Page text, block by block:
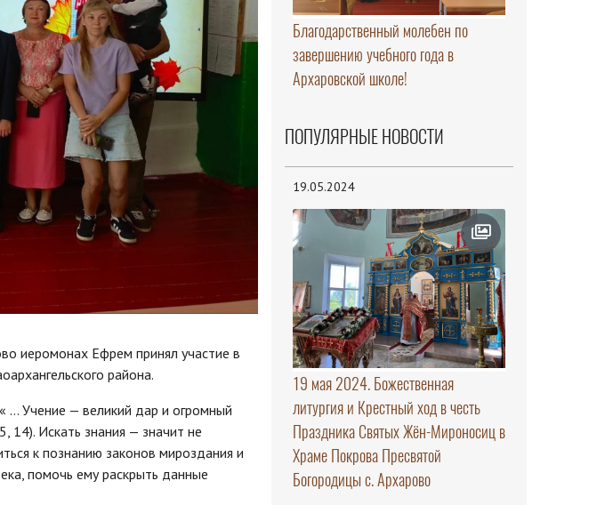
иеромонах Ефрем принял участие в
района.
… Учение — великий дар и огромный
14). Искать знания — значит не
к познанию законов мироздания и
помочь ему раскрыть данные
Благодарственный молебен по
завершению учебного года в
Архаровской школе!
ПОПУЛЯРНЫЕ НОВОСТИ
19.05.2024
19 мая 2024. Божественная
литургия и Крестный ход в честь
Праздника Святых Жён-Мироносиц в
Храме Покрова Пресвятой
Богородицы с. Архарово